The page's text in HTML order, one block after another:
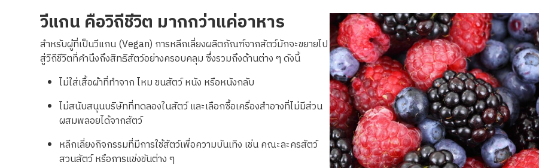
วีแกน คือวิถีชีวิต มากกว่าแค่อาหาร
สำหรับผู้ที่เป็นวีแกน(Vegan) การหลีกเลี่ยงผลิตภัณฑ์จากสัตว์มักจะขยายไป
สู่วิถีชีวิตที่คำนึงถึงสิทธิสัตว์อย่างครอบคลุม ซึ่งรวมถึงด้านต่าง ๆ ดังนี้
ไม่ใส่เสื้อผ้าที่ทำจากไหมขนสัตว์หนัง หรือหนังกลับ
ไม่สนับสนุนบริษัทที่ทดลองในสัตว์และเลือกซื้อเครื่องสำอางที่ไม่มีส่วน
ผสมพลอยได้จากสัตว์
หลีกเลี่ยงกิจกรรมที่มีการใช้สัตว์เพื่อความบันเทิง เช่นคณะละครสัตว์
สวนสัตว์หรือการแข่งขันต่าง ๆ